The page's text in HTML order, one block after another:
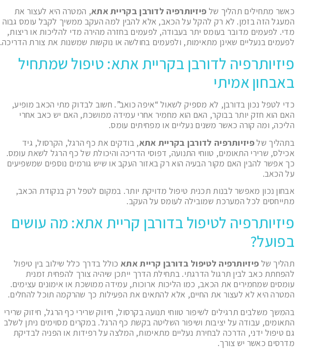
כאשר מתחילים תהליך של פיזיותרפיה לדורבן בקריית אתא, המטרה היא לעצור את
המעגל הזה בזמן. לא רק להקל על הכאב, אלא להבין למה העקב ממשיך לקבל עומס גבוה
מדי. לפעמים מדובר בעומס יתר בעבודה, לפעמים בחזרה מהירה מדי להליכות או ריצות,
לפעמים בנעליים שאינן מתאימות, ולפעמים בחולשה או נוקשות שמשנות את צורת הדריכה.
פיזיותרפיה לדורבן בקריית אתא: טיפול שמתחיל
באבחון אמיתי
כדי לטפל נכון בדורבן, לא מספיק לשאול “איפה כואב”. חשוב לבדוק מתי הכאב מופיע,
האם הוא חזק יותר בבוקר, האם הוא מחמיר אחרי עמידה ממושכת, האם יש כאב אחרי
הליכה, ומה קורה כאשר משנים נעליים או מפחיתים עומס.
בתהליך שלפיזיותרפיה לדורבן בקריית אתא, בודקים את כף הרגל, הקרסול, גיד
אכילס, שרירי התאומים, טווחי התנועה, דפוסי הדריכה והיכולת של כף הרגל לשאת עומס.
כך אפשר להבין האם מקור הבעיה הוא רק באזור העקב או שיש גורמים נוספים שמשפיעים
על הכאב.
אבחון נכון מאפשר לבנות תכנית טיפול מדויקת יותר. במקום לטפל רק בנקודת הכאב,
מתייחסים לכל המערכת שמובילה לעומס על העקב.
פיזיותרפיה לטיפול בדורבן קריית אתא: מה עושים
בפועל?
תהליך של פיזיותרפיה לטיפול בדורבן קריית אתאכולל בדרך כלל שילוב בין טיפול
להפחתת כאב לבין תרגול הדרגתי. בתחילת הדרך ייתכן שיהיה צורך להפחית זמנית
עומסים שמחמירים את הכאב, כמו הליכות ארוכות, עמידה ממושכת או אימונים עצימים.
המטרה היא לא לעצור את החיים, אלא להתאים את הפעילות כך שהרקמה תוכל להחלים.
בהמשך משלבים תרגילים לשיפור טווחי תנועה בקרסול, חיזוק שרירי כף הרגל, חיזוק שרירי
התאומים, עבודה על יציבות ושיפור השליטה בקשת כף הרגל. במקרים מסוימים ניתן לשלב
גם טיפול ידני, הדרכה לבחירת נעליים מתאימות, המלצה על רפידות או הפניה לבדיקת
מדרסים כאשר יש צורך.